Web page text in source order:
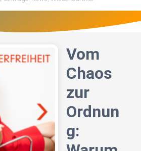
Vom
Chaos
zur
Ordnun
g: